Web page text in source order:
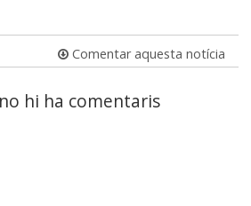
Comentar aquesta notícia
hi ha comentaris